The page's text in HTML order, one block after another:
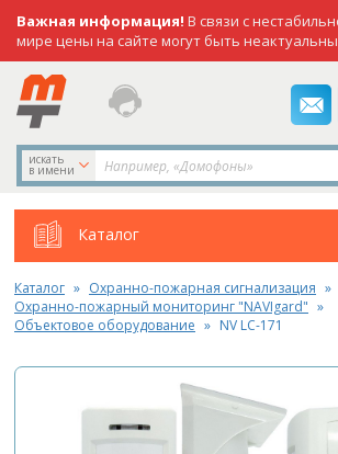
Важная информация! В связи с
мире цены на сайте могут быть
искать
в имени
Каталог
Каталог
Охранно-пожарная сигнализация
Охранно-пожарный мониторинг "NAVIgard"
Объектовое оборудование
NV LC-171